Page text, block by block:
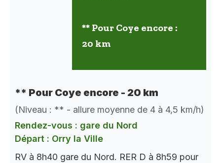
** Pour Coye encore :
20 km
** Pour Coye encore - 20 km
(Niveau : ** - allure moyenne de 4 à 4,5 km/h)
Rendez-vous : gare du Nord
Départ : Orry la Ville
RV à 8h40 gare du Nord. RER D à 8h59 pour